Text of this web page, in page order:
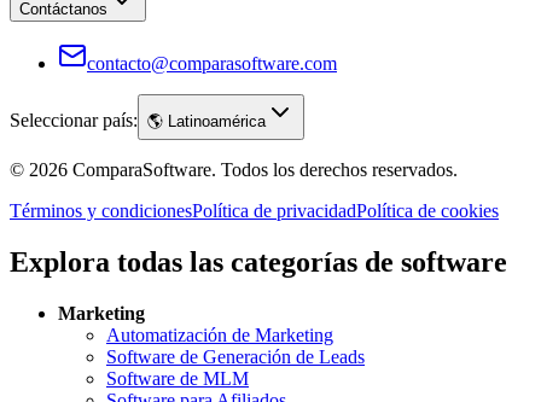
Contáctanos
contacto@comparasoftware.com
Seleccionar país: 🌎 Latinoamérica
© 2026 ComparaSoftware. Todos los derechos reservados.
Términos y condicionesPolítica de privacidadPolítica de cookies
Explora todas las categorías de software
Marketing
Automatización de Marketing
Software de Generación de Leads
Software de MLM